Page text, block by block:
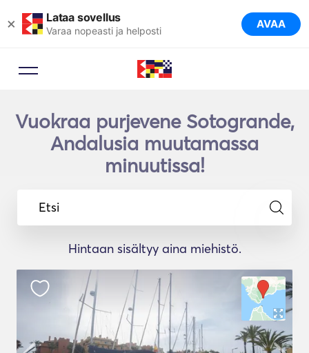
× Lataa sovellus
Varaa nopeasti ja helposti AVAA
Vuokraa purjevene Sotogrande,
Andalusia muutamassa
minuutissa!
Etsi
Hintaan sisältyy aina miehistö.